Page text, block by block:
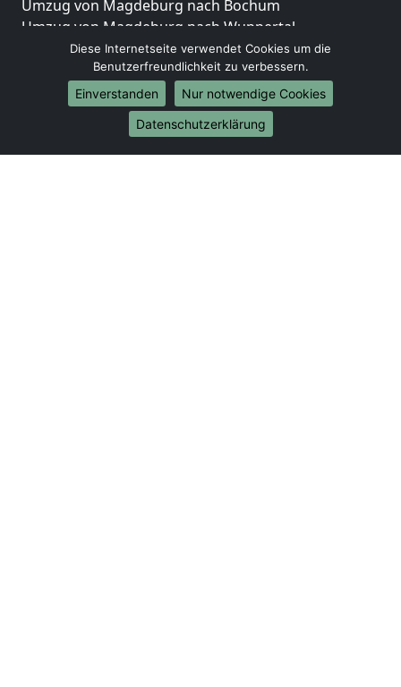
Umzug von Magdeburg nach Bochum
Umzug von Magdeburg nach Wuppertal
Umzug von Magdeburg nach Bielefeld
Umzug von Magdeburg nach Bonn
Umzug von Magdeburg nach Münster
Internationale-Umzüge
Umzug von Magdeburg nach Brasilien
Diese Internetseite verwendet Cookies um die
Benutzerfreundlichkeit zu verbessern.
Einverstanden
Nur notwendige Cookies
Datenschutzerklärung